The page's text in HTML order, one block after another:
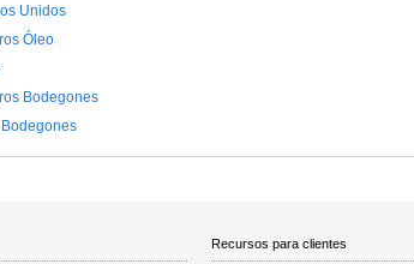
Unidos
Óleo
Bodegones
Recursos para clientes